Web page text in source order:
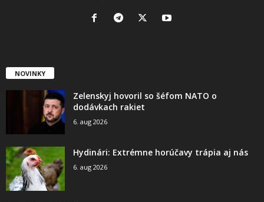
NOVINKY
Zelenskyj hovoril so šéfom NATO o
dodávkach rakiet
6. aug 2026
Hydinári: Extrémne horúčavy trápia aj nás
6. aug 2026